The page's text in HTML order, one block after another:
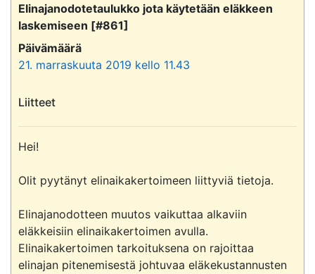
Elinajanodotetaulukko jota käytetään eläkkeen
laskemiseen [#861]
Päivämäärä
21. marraskuuta 2019 kello 11.43
Liitteet
Hei!
Olit pyytänyt elinaikakertoimeen liittyviä tietoja.
Elinajanodotteen muutos vaikuttaa alkaviin
eläkkeisiin elinaikakertoimen avulla.
Elinaikakertoimen tarkoituksena on rajoittaa
elinajan pitenemisestä johtuvaa eläkekustannusten